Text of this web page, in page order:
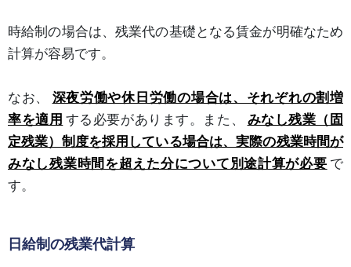
時給制の場合は、残業代の基礎となる賃金が明確なため
計算が容易です。
なお、
深夜労働や休日労働の場合は、それぞれの割増
率を適用 する必要があります。また、
みなし残業（固
定残業）制度を採用している場合は、実際の残業時間が
みなし残業時間を超えた分について別途計算が必要 で
す。
日給制の残業代計算